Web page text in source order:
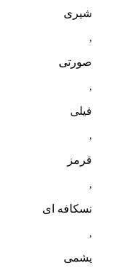
شیری
,
صورتی
,
فیلی
,
قرمز
,
نسکافه ای
,
یشمی